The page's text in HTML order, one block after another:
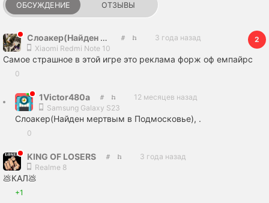
ОБСУЖДЕНИЕ ОТЗЫВЫ
Слоакер(Найден мертвым в Подмосковье)
3 года назад
Xiaomi Redmi Note 10
2
Самое страшное в этой игре это реклама форж оф емпайрс
0
1Victor480a
12 месяцев назад
Samsung Galaxy S23
Слоакер(Найден мертвым в Подмосковье), .
0
KING OF LOSERS
3 года назад
Realme 8
💩КАЛ💩
+1